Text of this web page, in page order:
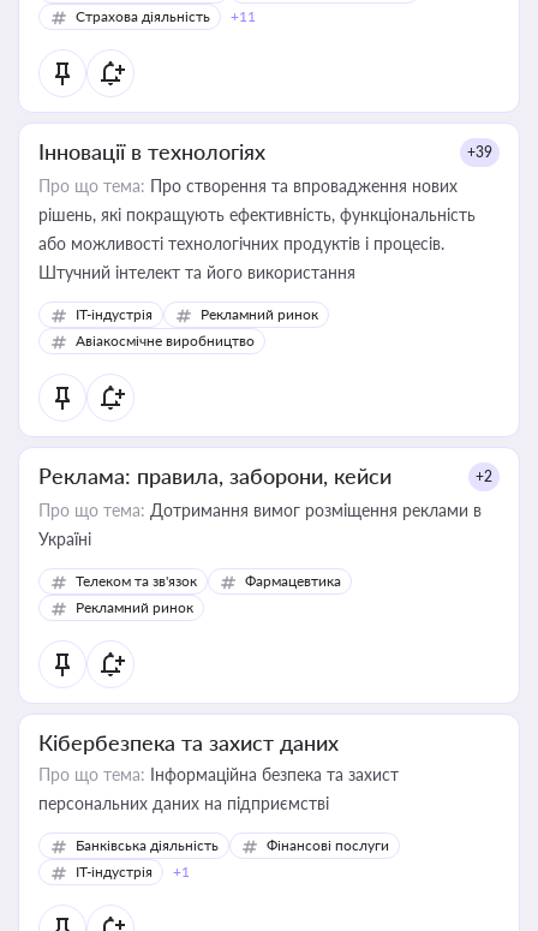
Страхова діяльність
+11
Інновації в технологіях +39
Про що тема: Про створення та впровадження нових
рішень, які покращують ефективність, функціональність
або можливості технологічних продуктів і процесів.
Штучний інтелект та його використання
IT-індустрія
Рекламний ринок
Авіакосмічне виробництво
Реклама: правила, заборони, кейси +2
Про що тема: Дотримання вимог розміщення реклами в
Україні
Телеком та зв'язок
Фармацевтика
Рекламний ринок
Кібербезпека та захист даних
Про що тема: Інформаційна безпека та захист
персональних даних на підприємстві
Банківська діяльність
Фінансові послуги
IT-індустрія
+1